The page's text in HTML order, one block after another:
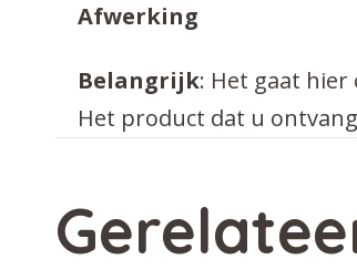
Afwerking
Belangrijk: Het gaat
Het product dat u